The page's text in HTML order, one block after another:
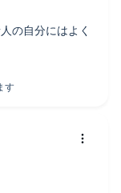
の自分にはよく